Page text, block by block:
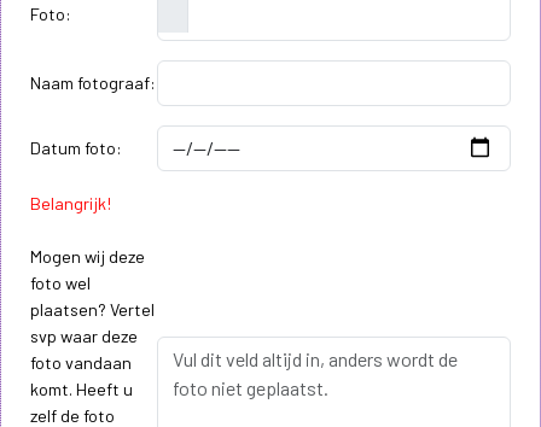
Foto:
Naam fotograaf:
Datum foto:
Belangrijk!
Mogen wij deze
foto wel
plaatsen? Vertel
svp waar deze
foto vandaan
komt. Heeft u
zelf de foto